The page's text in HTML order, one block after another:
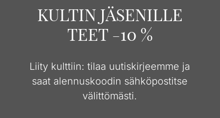
KULTIN JÄSENILLE
TEET -10 %
Liity kulttiin: tilaa uutiskirjeemme ja
saat alennuskoodin sähköpostitse
välittömästi.